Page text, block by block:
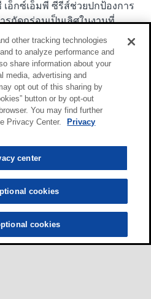
เอ็กซ์เอ็มพี ซีรีส์ช่วยปกป้องการ
รกัดกร่อนเป็นเลิศในงานที่
งกันต่อน้ำทะเลและน้ำกรด
จะช่วยให้ได้อายุการใช้งานของ
ดเยี่ยมแม้ในสภาพเปียกปาน
รถเข้ากันได้ดีกับโลหะพวกเหล็ก
เหล็กแม้แต่ในงานอุณหภูมิสูง
other tracking technologies
to analyze performance and
share information about your
media, advertising and
opt out of this sharing by
button or by opt-out
You may find further
Privacy Center.
Privacy
center
cookies
cookies